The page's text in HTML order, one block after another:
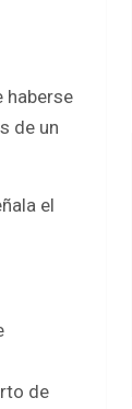
haberse
de un
el
de